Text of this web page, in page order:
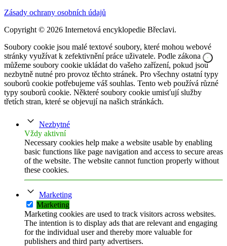
Zásady ochrany osobních údajů
Copyright © 2026 Internetová encyklopedie Břeclavi.
Soubory cookie jsou malé textové soubory, které mohou webové
stránky využívat k zefektivnění práce uživatele. Podle zákona
můžeme soubory cookie ukládat do vašeho zařízení, pokud jsou
nezbytně nutné pro provoz těchto stránek. Pro všechny ostatní typy
souborů cookie potřebujeme váš souhlas. Tento web používá různé
typy souborů cookie. Některé soubory cookie umisťují služby
třetích stran, které se objevují na našich stránkách.
Nezbytné
Vždy aktivní
Necessary cookies help make a website usable by enabling
basic functions like page navigation and access to secure areas
of the website. The website cannot function properly without
these cookies.
Marketing
Marketing
Marketing cookies are used to track visitors across websites.
The intention is to display ads that are relevant and engaging
for the individual user and thereby more valuable for
publishers and third party advertisers.